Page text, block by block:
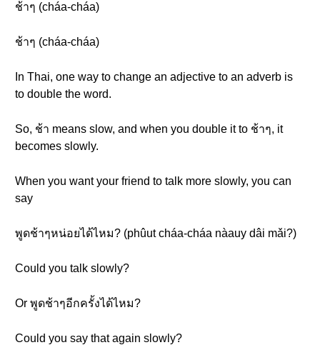
ช้าๆ (cháa-cháa)
ช้าๆ (cháa-cháa)
In Thai, one way to change an adjective to an adverb is
to double the word.
So, ช้า means slow, and when you double it to ช้าๆ, it
becomes slowly.
When you want your friend to talk more slowly, you can
say
พูดช้าๆหน่อยได้ไหม? (phûut cháa-cháa nàauy dâi mǎi?)
Could you talk slowly?
Or พูดช้าๆอีกครั้งได้ไหม?
Could you say that again slowly?